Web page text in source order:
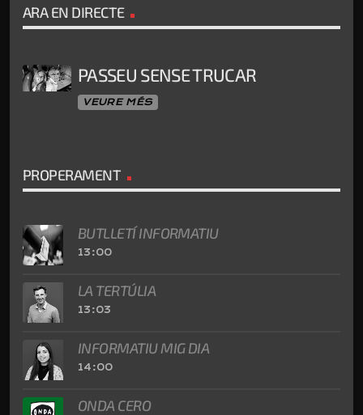
ARA EN DIRECTE
PASSEU SENSE TRUCAR
VEURE MÉS
PROPERAMENT
BUTLLETÍ INFORMATIU
13:00
LA TERTÚLIA
13:03
INFORMATIU MIG DIA
14:00
ONDA CERO